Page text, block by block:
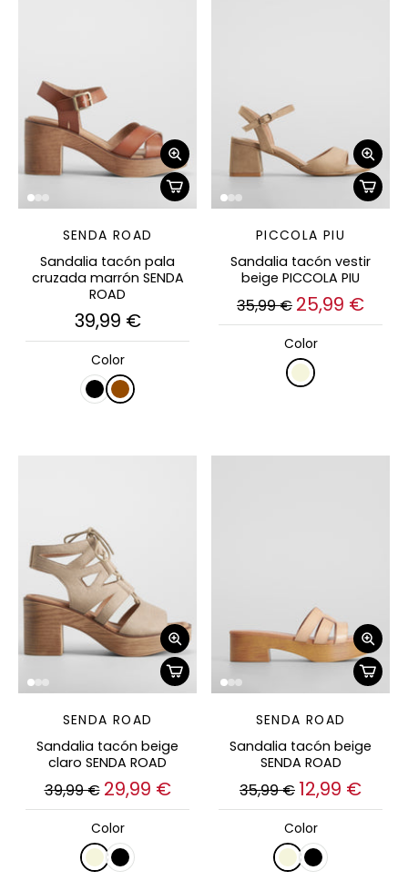
SENDA ROAD
Sandalia tacón pala
cruzada marrón SENDA
ROAD
39,99 €
Color
PICCOLA PIU
Sandalia tacón vestir
beige PICCOLA PIU
35,99 € 25,99 €
Color
SENDA ROAD
Sandalia tacón beige
claro SENDA ROAD
39,99 € 29,99 €
Color
SENDA ROAD
Sandalia tacón beige
SENDA ROAD
35,99 € 12,99 €
Color